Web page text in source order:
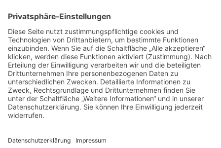
Hier können Sie das Chrismon-Interview lesen.
Newsletter
Presse
Anfahrt
Partner
Schutzkonzept
Datenschutz